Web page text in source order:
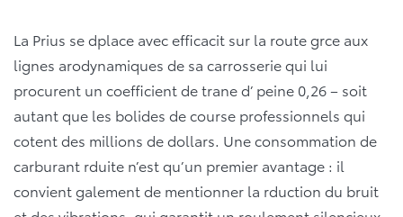
La Prius se dplace avec efficacit sur la route grce aux
lignes arodynamiques de sa carrosserie qui lui
procurent un coefficient de trane d’ peine 0,26 – soit
autant que les bolides de course professionnels qui
cotent des millions de dollars. Une consommation de
carburant rduite n’est qu’un premier avantage : il
convient galement de mentionner la rduction du bruit